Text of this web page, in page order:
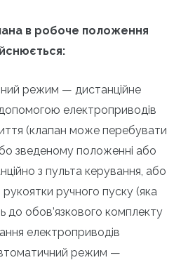
в робоче положення
режим — дистанційне
електроприводів
(клапан може перебувати
зведеному положенні або
з пульта керування, або
ручного пуску (яка
до обов’язкового комплекту
електроприводів
режим —